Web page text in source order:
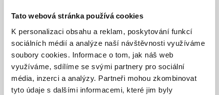
Tato webová stránka používá cookies
K personalizaci obsahu a reklam, poskytování funkcí
sociálních médií a analýze naší návštěvnosti využíváme
soubory cookies. Informace o tom, jak náš web
využíváme, sdílíme se svými partnery pro sociální
média, inzerci a analýzy. Partneři mohou zkombinovat
tyto údaje s dalšími informacemi, které jim byly
V současné době nejsou vytvořena žádná uživatelská hodnocení.
Vaše hodnocení
Uživatelskou recenzi mohou vkládat pouze registrovaní uživatelé